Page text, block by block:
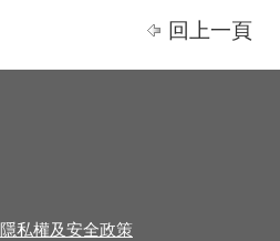
回上一頁
隱私權及安全政策